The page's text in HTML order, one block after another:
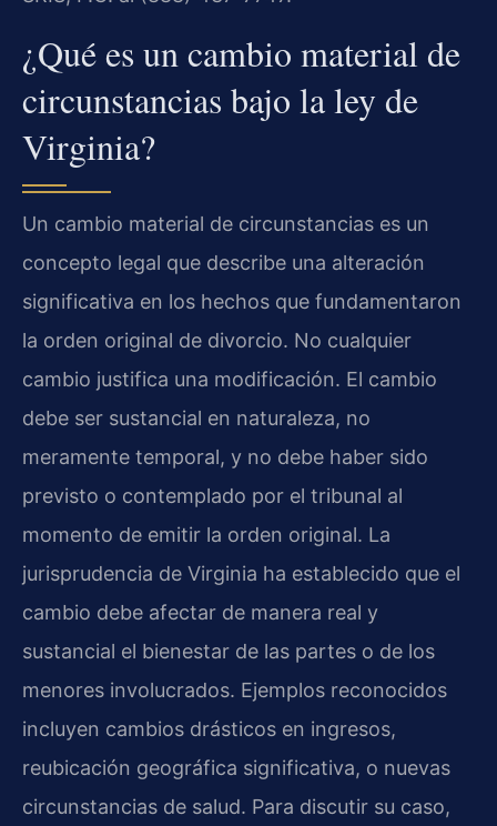
¿Qué es un cambio material de
circunstancias bajo la ley de
Virginia?
Un cambio material de circunstancias es un
concepto legal que describe una alteración
significativa en los hechos que fundamentaron
la orden original de divorcio. No cualquier
cambio justifica una modificación. El cambio
debe ser sustancial en naturaleza, no
meramente temporal, y no debe haber sido
previsto o contemplado por el tribunal al
momento de emitir la orden original. La
jurisprudencia de Virginia ha establecido que el
cambio debe afectar de manera real y
sustancial el bienestar de las partes o de los
menores involucrados. Ejemplos reconocidos
incluyen cambios drásticos en ingresos,
reubicación geográfica significativa, o nuevas
circunstancias de salud. Para discutir su caso,